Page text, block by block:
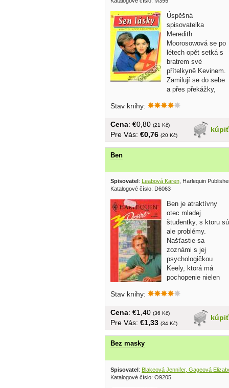
Úspěšná
spisovatelka
Meredith
Moorosowová se po
létech opět setká s
bratrem své
přítelkyně Kevinem.
Zamilují se do sebe
a přes překážky,
Stav knihy:
kúpiť
Cena: €0,80 (21 Kč)
Pre Vás: €0,76 (20 Kč)
Ben
Spisovatel : Leabová Karen, Harlequin
Katalogové číslo: D6063
Ben je atraktívny
otec mladej
študentky, s ktoru sú
ale problémy.
Našťastie sa
zoznámi s jej
psychologičkou
Keely, ktorá má
pochopenie nielen
Stav knihy:
kúpiť
Cena: €1,40 (36 Kč)
Pre Vás: €1,33 (34 Kč)
Bez masky
Spisovatel: Blakeová Jennifer, Gageová
Katalogové číslo: O9205